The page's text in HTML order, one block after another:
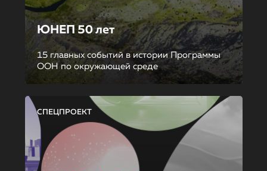
ЮНЕП 50 лет
15 главных событий в истории Программы
ООН по окружающей среде
СПЕЦПРОЕКТ